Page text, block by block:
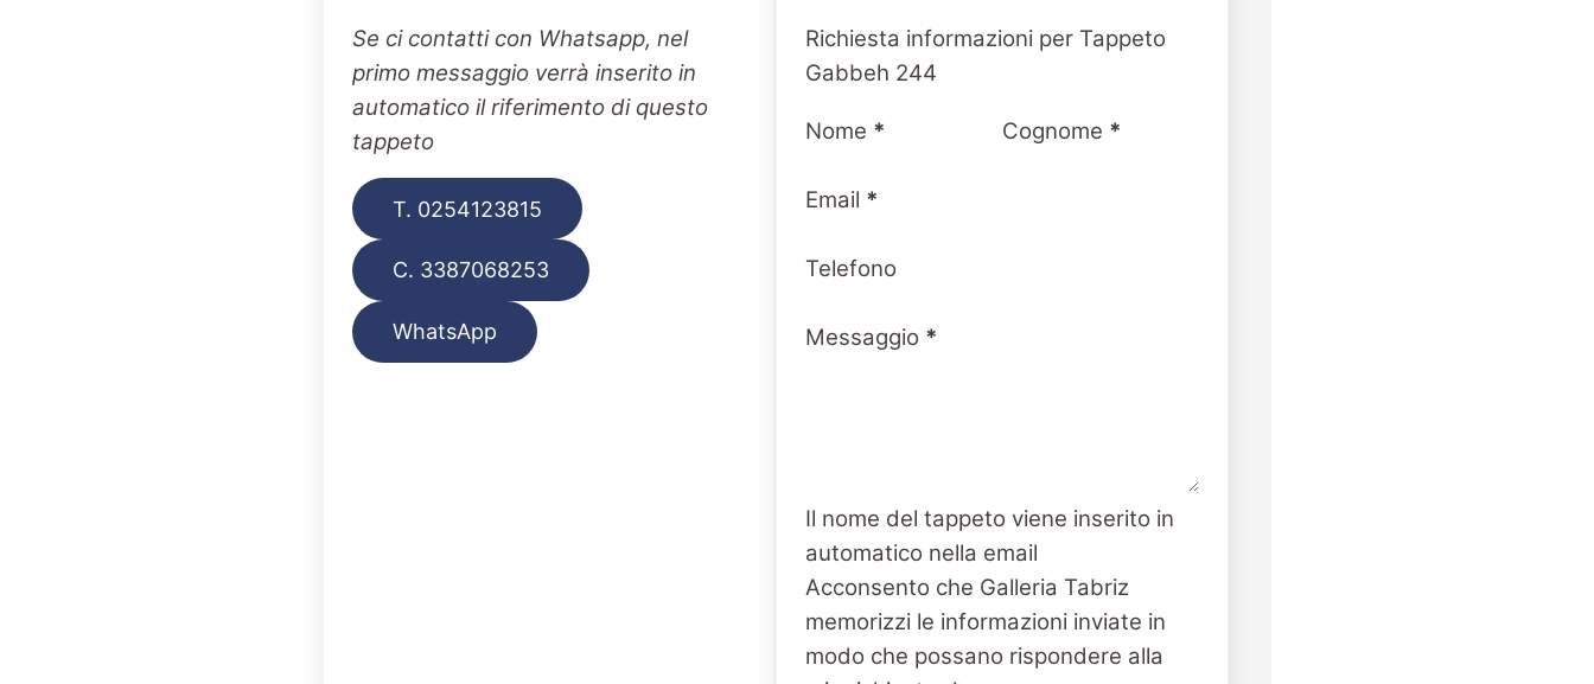
Se ci contatti con Whatsapp, nel
primo messaggio verrà inserito in
automatico il riferimento di questo
tappeto
T. 0254123815
C. 3387068253
WhatsApp
Section
Richiesta informazioni per Tappeto
Gabbeh 244
Nome * Cognome *
Email *
Telefono
Messaggio *
Il nome del tappeto viene inserito in
automatico nella email
Acconsento che Galleria Tabriz
memorizzi le informazioni inviate in
modo che possano rispondere alla